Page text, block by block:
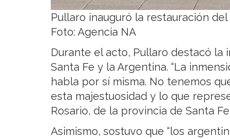
Pullaro inauguró la restauración
Foto: Agencia NA
Durante el acto, Pullaro destacó la
Santa Fe y la Argentina. “La
habla por sí misma. No tenemos
esta majestuosidad y lo que
Rosario, de la provincia de Santa
Asimismo, sostuvo que “los